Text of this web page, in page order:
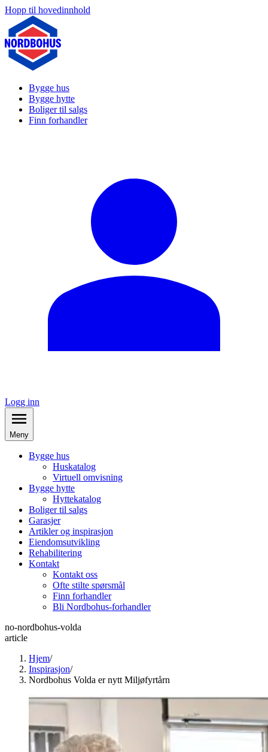
Hopp til hovedinnhold
Bygge hus
Bygge hytte
Boliger til salgs
Finn forhandler
Logg inn
Meny
Bygge hus
Huskatalog
Virtuell omvisning
Bygge hytte
Hyttekatalog
Boliger til salgs
Garasjer
Artikler og inspirasjon
Eiendomsutvikling
Rehabilitering
Kontakt
Kontakt oss
Ofte stilte spørsmål
Finn forhandler
Bli Nordbohus-forhandler
no-nordbohus-volda
article
Hjem/
Inspirasjon/
Nordbohus Volda er nytt Miljøfyrtårn